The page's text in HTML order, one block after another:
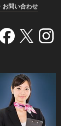
お問い合わせ